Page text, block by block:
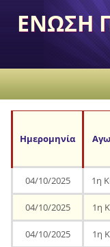
ΕΝΩΣΗ
Ημερομηνία
04/10/2025 1η
04/10/2025 1η
04/10/2025 1η